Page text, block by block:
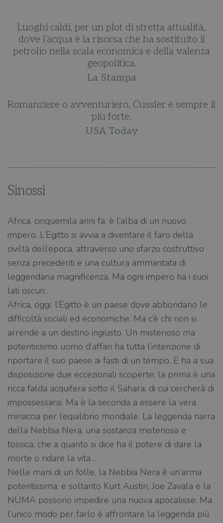
Luoghi caldi, per un plot di stretta attualità,
dove l’acqua è la risorsa che ha sostituito il
petrolio nella scala economica e della valenza
geopolitica.
La Stampa
Romanziere o avventuriero, Cussler è sempre il
più forte.
USA Today
Sinossi
Africa, cinquemila anni fa: è l’alba di un nuovo
impero. L’Egitto si avvia a diventare il faro della
civiltà dell’epoca, attraverso uno sfarzo costruttivo
senza precedenti e una cultura ammantata di
leggendaria magnificenza. Ma ogni impero ha i suoi
lati oscuri…
Africa, oggi: l’Egitto è un paese dove abbondano le
difficoltà sociali ed economiche. Ma c’è chi non si
arrende a un destino ingiusto. Un misterioso ma
potentissimo uomo d’affari ha tutta l’intenzione di
riportare il suo paese ai fasti di un tempo. E ha a sua
di­sposizione due eccezionali scoperte: la prima è una
ricca falda acquifera sotto il Sahara, di cui cercherà di
impossessarsi. Ma è la seconda a essere la vera
minaccia per l’equilibrio mondiale. La leggenda narra
della Nebbia Nera, una sostanza misteriosa e
tossica, che a quanto si dice ha il potere di dare la
morte o ridare la vita…
Nelle mani di un folle, la Nebbia Nera è un’arma
potentissima, e soltanto Kurt Austin, Joe Zavala e la
NUMA possono impedire una nuova apocalisse. Ma
l’unico modo per farlo è affrontare la leggenda più